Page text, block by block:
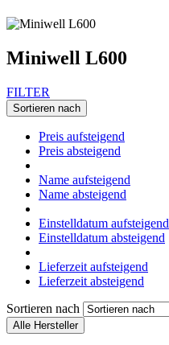
Miniwell L600
FILTER
Sortieren nach
Preis aufsteigend
Preis absteigend
Name aufsteigend
Name absteigend
Einstelldatum aufsteigend
Einstelldatum absteigend
Lieferzeit aufsteigend
Lieferzeit absteigend
Sortieren nach
Alle Hersteller